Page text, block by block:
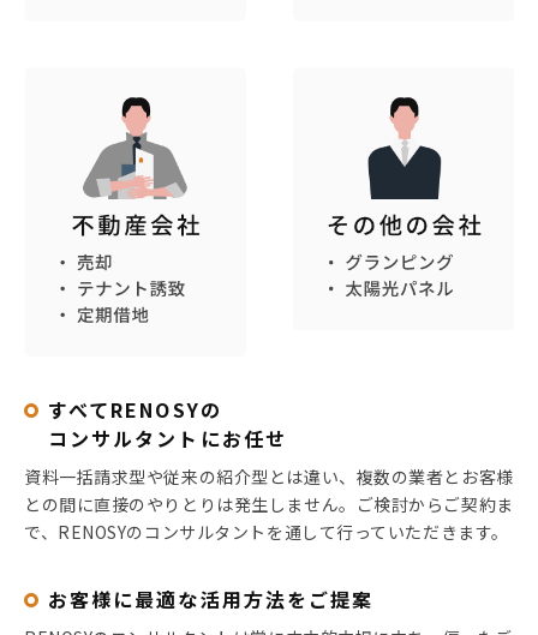
すべてRENOSYの
コンサルタントにお任せ
資料一括請求型や従来の紹介型とは違い、複数の業者とお客様
との間に直接のやりとりは発生しません。ご検討からご契約ま
で、RENOSYのコンサルタントを通して行っていただきます。
お客様に最適な活用方法をご提案